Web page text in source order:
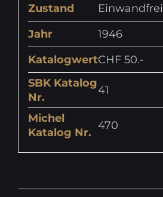
Zustand
Einwandfrei
Jahr
1946
KatalogwertCHF 50.-
SBK Katalog
Nr.
41
Michel
Katalog Nr.
470